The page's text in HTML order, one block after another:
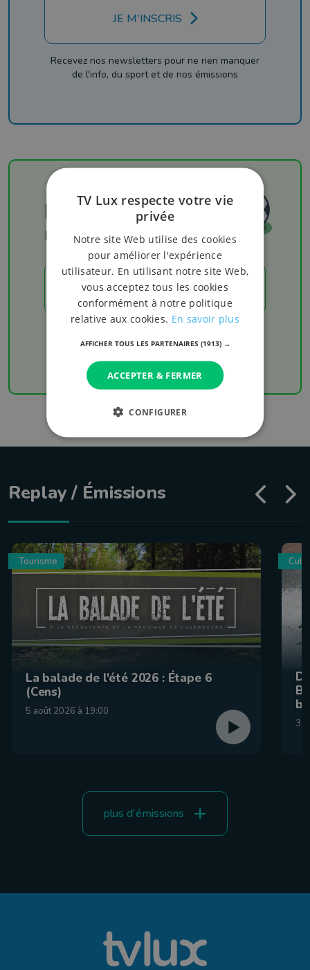
JE M'INSCRIS
Recevez nos newsletters pour ne rien manquer
de l'info, du sport et de nos émissions
Football
Les résultats
LES RÉSULTATS
résultats de votre équipe favorite
Replay / Émissions
Tourisme
La balade de l'été 2026 : Étape 6
(Cens)
5 août 2026 à 19:00
31
plus d'émissions
TV Lux respecte votre vie
privée
Notre site Web utilise des cookies
pour améliorer l'expérience
utilisateur. En utilisant notre site Web,
vous acceptez tous les cookies
conformément à notre politique
relative aux cookies. En savoir plus
AFFICHER TOUS LES PARTENAIRES (1913) →
ACCEPTER & FERMER
CONFIGURER